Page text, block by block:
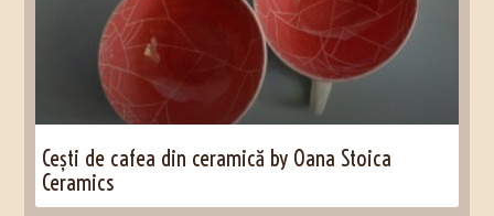
Cești de cafea din ceramică by Oana Stoica
Ceramics